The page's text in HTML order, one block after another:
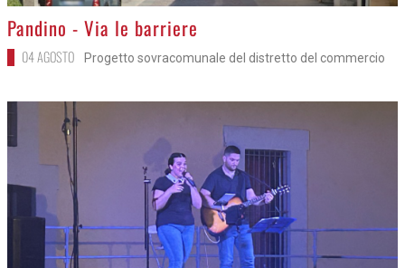
>
Pandino - Via le barriere
04 AGOSTO Progetto sovracomunale del distretto del commercio